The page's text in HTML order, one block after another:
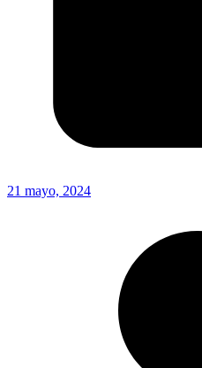
21 mayo, 2024